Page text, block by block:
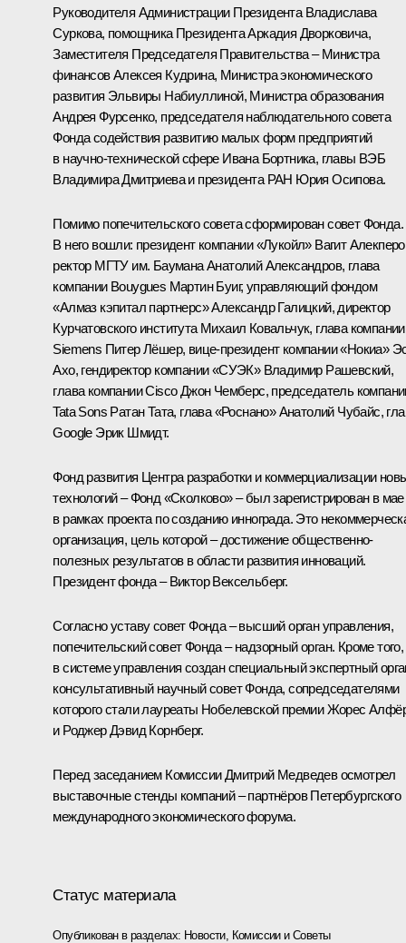
Руководителя Администрации Президента Владислава
Суркова, помощника Президента Аркадия Дворковича,
Заместителя Председателя Правительства – Министра
финансов Алексея Кудрина, Министра экономического
развития Эльвиры Набиуллиной, Министра образования
Андрея Фурсенко, председателя наблюдательного совета
Фонда содействия развитию малых форм предприятий
в научно-технической сфере Ивана Бортника, главы ВЭБ
Владимира Дмитриева и президента РАН Юрия Осипова.
Помимо попечительского совета сформирован совет Фонда.
В него вошли: президент компании «Лукойл» Вагит
ректор МГТУ им. Баумана Анатолий Александров, глава
компании Bouygues Мартин Буиг, управляющий фондом
«Алмаз кэпитал партнерс» Александр Галицкий, директор
Курчатовского института Михаил Ковальчук, глава компании
Siemens Питер Лёшер, вице-президент компании «Нокиа»
Ахо, гендиректор компании «СУЭК» Владимир Рашевский,
глава компании Cisco Джон Чемберс, председатель
Tata Sons Ратан Тата, глава «Роснано» Анатолий Чубайс,
Google Эрик Шмидт.
Фонд развития Центра разработки и коммерциализации
технологий – Фонд «Сколково» – был зарегистрирован в мае
в рамках проекта по созданию иннограда. Это
организация, цель которой – достижение общественно-
полезных результатов в области развития инноваций.
Президент фонда – Виктор Вексельберг.
Согласно уставу совет Фонда – высший орган управления,
попечительский совет Фонда – надзорный орган. Кроме того,
в системе управления создан специальный экспертный
консультативный научный совет Фонда, сопредседателями
которого стали лауреаты Нобелевской премии Жорес
и Роджер Дэвид Корнберг.
Перед заседанием Комиссии Дмитрий Медведев осмотрел
выставочные стенды компаний – партнёров Петербургского
международного экономического форума.
Статус материала
Опубликован в разделах: Новости, Комиссии и Советы